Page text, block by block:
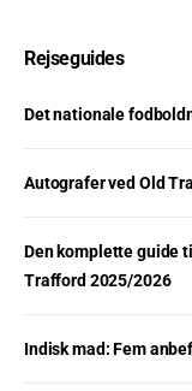
Rejseguides
Det nationale
Autografer ved Old
Den komplette guide
Trafford 2025/2026
Indisk mad: Fem